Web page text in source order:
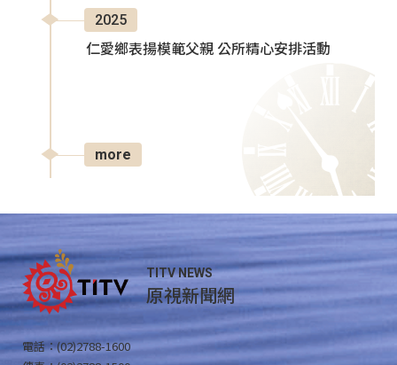
2025
仁愛鄉表揚模範父親 公所精心安排活動
more
TITV NEWS
原視新聞網
電話：(02)2788-1600